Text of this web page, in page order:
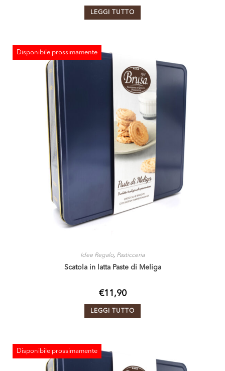
LEGGI TUTTO
Disponibile prossimamente
ESAURITO
Idee Regalo, Pasticceria
Scatola in latta Paste di Meliga
€11,90
LEGGI TUTTO
Disponibile prossimamente
ESAURITO